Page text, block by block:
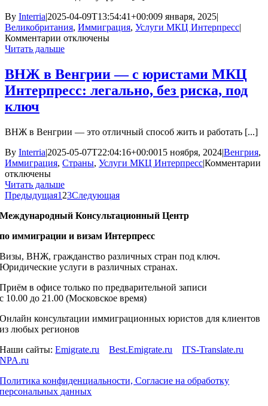
By Interria|2025-04-09T13:54:41+00:009 января, 2025|
Великобритания, Иммиграция, Услуги МКЦ Интерпресс|
Комментарии к
записи
МКЦ
Интерпресс
по
Великобританию
отключены
Читать дальше
ВНЖ в Венгрии — с юристами МКЦ
Интерпресс: легально, без риска, под
ключ
ВНЖ в Венгрии — это отличный способ жить и работать [...]
By Interria|2025-05-07T22:04:16+00:0015 ноября, 2024|Венгрия,
Иммиграция, Страны, Услуги МКЦ Интерпресс|Комментарии
отключены
Читать дальше
Предыдущая1 23Следующая
Международный Консультационный Центр
по иммиграции и визам Интерпресс
Визы, ВНЖ, гражданство различных стран под ключ.
Юридические услуги в различных странах.
Приём в офисе только по предварительной записи
c 10.00 до 21.00 (Московское время)
Онлайн консультации иммиграционных юристов для клиентов
из любых регионов
Наши сайты:Emigrate.ru Best.Emigrate.ru
ITS-Translate.ru
NPA.ru
Политика конфиденциальности, Согласие на обработку
персональных данных